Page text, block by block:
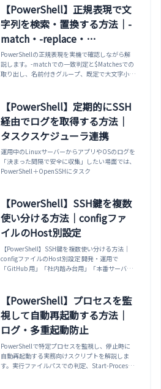
【PowerShell】正規表現で文
字列を検索・置換する方法｜-
match・-replace・
$Matches・名前付きグループ
PowerShellの正規表現を実機で確認しながら解
説します。-matchでの一致判定と$Matchesでの
取り出し、名前付きグループ、既定で大文字小文
エスケープ、配列のフィルタ、Select-Stringでの
ファイル検索まで整理します。
【PowerShell】定期的にSSH
経由でログを取得する方法｜
タスクスケジューラ連携
運用中のLinuxサーバーからアプリやOSのログを
「決まった間隔で安全に収集」したい場面では、
PowerShell＋OpenSSHにタスク
【PowerShell】SSH鍵を複数
使い分ける方法｜configファ
イルのHost別設定
【PowerShell】SSH鍵を複数使い分ける方法｜
configファイルのHost別設定 開発・運用で
「GitHub 用」「社内踏み台用」「本番サーバー
【PowerShell】プロセスを監
視して自動再起動する方法｜
ログ・多重起動防止
PowerShellで特定プロセスを監視し、停止時に
自動再起動する実務向けスクリプトを解説しま
す。実行ファイルパスでの判定、Start-Process